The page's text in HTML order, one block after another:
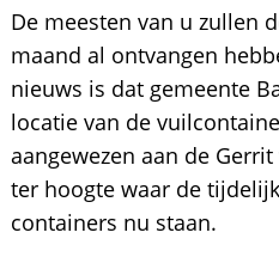
De meesten van u zullen
maand al ontvangen
nieuws is dat gemeente
locatie van de
aangewezen aan de
ter hoogte waar de
containers nu staan.